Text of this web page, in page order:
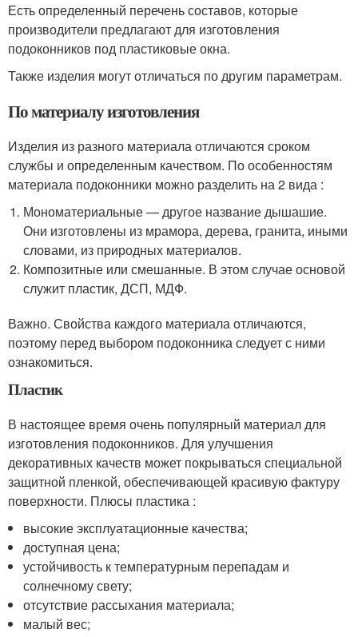
Есть определенный перечень составов, которые
производители предлагают для изготовления
подоконников под пластиковые окна.
Также изделия могут отличаться по другим параметрам.
По материалу изготовления
Изделия из разного материала отличаются сроком
службы и определенным качеством. По особенностям
материала подоконники можно разделить на 2 вида :
Мономатериальные — другое название дышашие.
Они изготовлены из мрамора, дерева, гранита, иными
словами, из природных материалов.
Композитные или смешанные. В этом случае основой
служит пластик, ДСП, МДФ.
Важно. Свойства каждого материала отличаются,
поэтому перед выбором подоконника следует с ними
ознакомиться.
Пластик
В настоящее время очень популярный материал для
изготовления подоконников. Для улучшения
декоративных качеств может покрываться специальной
защитной пленкой, обеспечивающей красивую фактуру
поверхности. Плюсы пластика :
высокие эксплуатационные качества;
доступная цена;
устойчивость к температурным перепадам и
солнечному свету;
отсутствие рассыхания материала;
малый вес;